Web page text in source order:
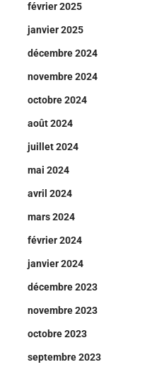
février 2025
janvier 2025
décembre 2024
novembre 2024
octobre 2024
août 2024
juillet 2024
mai 2024
avril 2024
mars 2024
février 2024
janvier 2024
décembre 2023
novembre 2023
octobre 2023
septembre 2023